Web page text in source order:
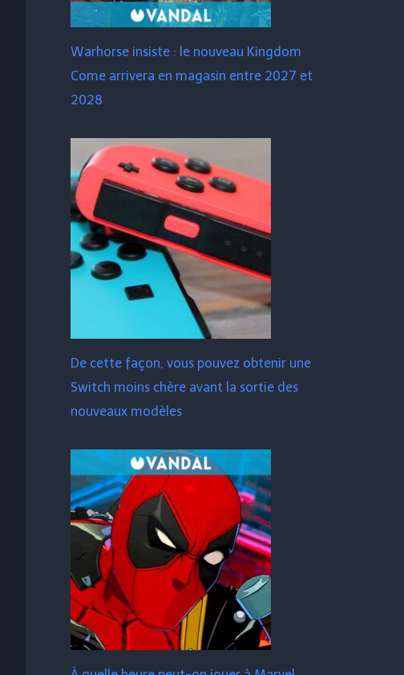
Warhorse insiste : le nouveau Kingdom
Come arrivera en magasin entre 2027 et
2028
De cette façon, vous pouvez obtenir une
Switch moins chère avant la sortie des
nouveaux modèles